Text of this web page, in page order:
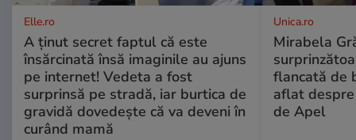
Elle.ro
A ținut secret faptul că este
însărcinată însă imaginile au ajuns
pe internet! Vedeta a fost
surprinsă pe stradă, iar burtica de
gravidă dovedește că va deveni în
curând mamă
Unica.ro
Mirabela
flancată de
aflat
de Apel